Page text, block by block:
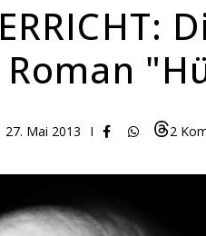
27. Mai 2013 I 2